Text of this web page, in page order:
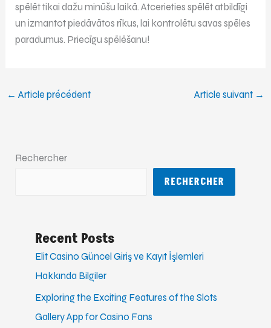
spēlēt tikai dažu minūšu laikā. Atcerieties spēlēt atbildīgi
un izmantot piedāvātos rīkus, lai kontrolētu savas spēles
paradumus. Priecīgu spēlēšanu!
← Article précédent Article suivant →
Rechercher
RECHERCHER
Recent Posts
Elit Casino Güncel Giriş ve Kayıt İşlemleri
Hakkında Bilgiler
Exploring the Exciting Features of the Slots
Gallery App for Casino Fans